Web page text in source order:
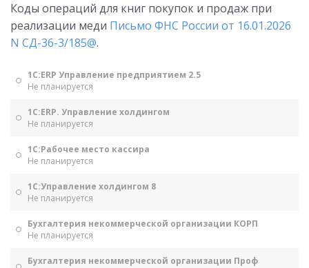
Коды операций для книг покупок и продаж при
реализации меди Письмо ФНС России от 16.01.2026
N СД-36-3/185@.
1С:ERP Управление предприятием 2.5
Не планируется
1С:ERP. Управление холдингом
Не планируется
1С:Рабочее место кассира
Не планируется
1С:Управление холдингом 8
Не планируется
Бухгалтерия некоммерческой организации КОРП
Не планируется
Бухгалтерия некоммерческой организации Проф